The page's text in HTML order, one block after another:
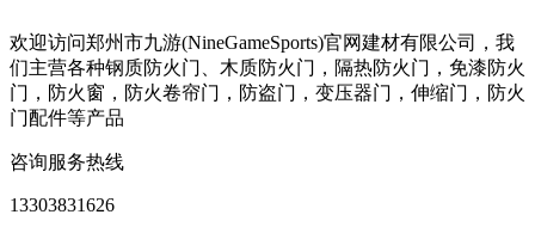
欢迎访问郑州市九游(NineGameSports)官网建材有限公司，我
们主营各种钢质防火门、木质防火门，隔热防火门，免漆防火
门，防火窗，防火卷帘门，防盗门，变压器门，伸缩门，防火
门配件等产品
咨询服务热线
13303831626